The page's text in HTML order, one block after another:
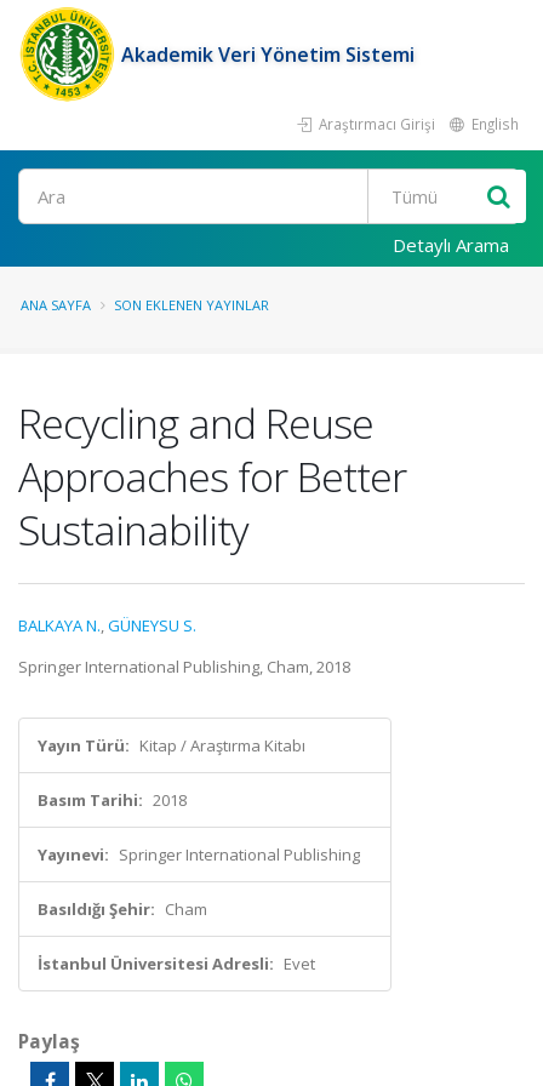
Akademik Veri Yönetim Sistemi
Araştırmacı Girişi English
Ara
Detaylı Arama
ANA SAYFA SON EKLENEN YAYINLAR
Recycling and Reuse
Approaches for Better
Sustainability
BALKAYA N.,GÜNEYSU S.
Springer International Publishing, Cham, 2018
Yayın Türü: Kitap / Araştırma Kitabı
Basım Tarihi: 2018
Yayınevi: Springer International Publishing
Basıldığı Şehir: Cham
İstanbul Üniversitesi Adresli: Evet
Paylaş